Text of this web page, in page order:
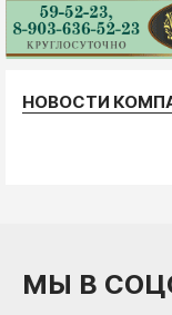
НОВОСТИ
МЫ В